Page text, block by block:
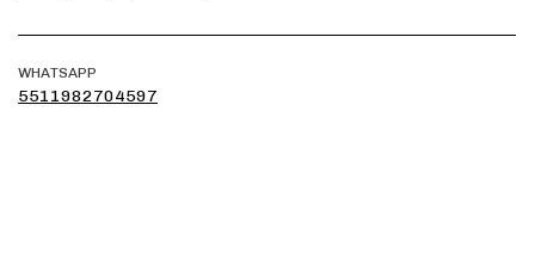
WHATSAPP
5511982704597